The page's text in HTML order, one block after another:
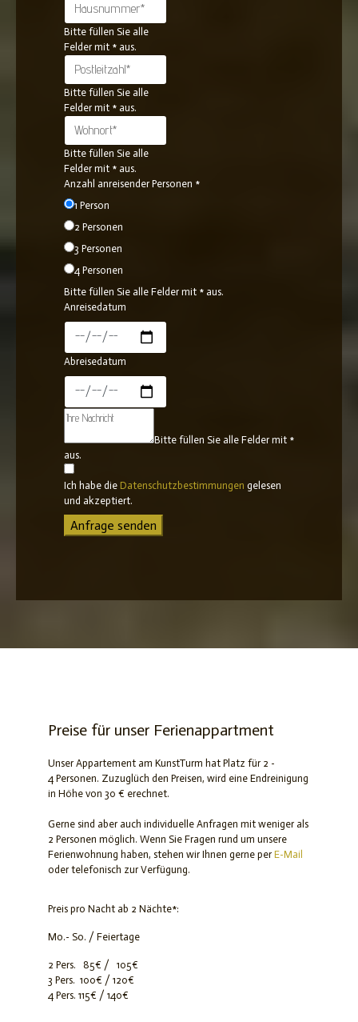
Bitte füllen Sie alle
Felder mit * aus.
Bitte füllen Sie alle
Felder mit * aus.
Bitte füllen Sie alle
Felder mit * aus.
Anzahl anreisender Personen *
1 Person
2 Personen
3 Personen
4 Personen
Bitte füllen Sie alle Felder mit * aus.
Anreisedatum
Abreisedatum
Bitte füllen Sie alle Felder mit *
aus.
Ich habe die Datenschutzbestimmungen gelesen
und akzeptiert.
Anfrage senden
Preise für unser Ferienappartment
Unser Appartement am KunstTurm hat Platz für 2 -
4 Personen. Zuzuglüch den Preisen, wird eine Endreinigung
in Höhe von 30 € erechnet.
Gerne sind aber auch individuelle Anfragen mit weniger als
2 Personen möglich. Wenn Sie Fragen rund um unsere
Ferienwohnung haben, stehen wir Ihnen gerne per E-Mail
oder telefonisch zur Verfügung.
Preis pro Nacht ab 2 Nächte*:
Mo.- So. / Feiertage
2 Pers. 85€ / 105€
3 Pers. 100€ / 120€
4 Pers. 115€ / 140€